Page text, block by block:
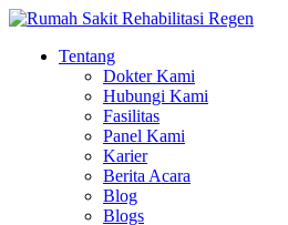
Tentang
Dokter Kami
Hubungi Kami
Fasilitas
Panel Kami
Karier
Berita Acara
Blog
Blogs